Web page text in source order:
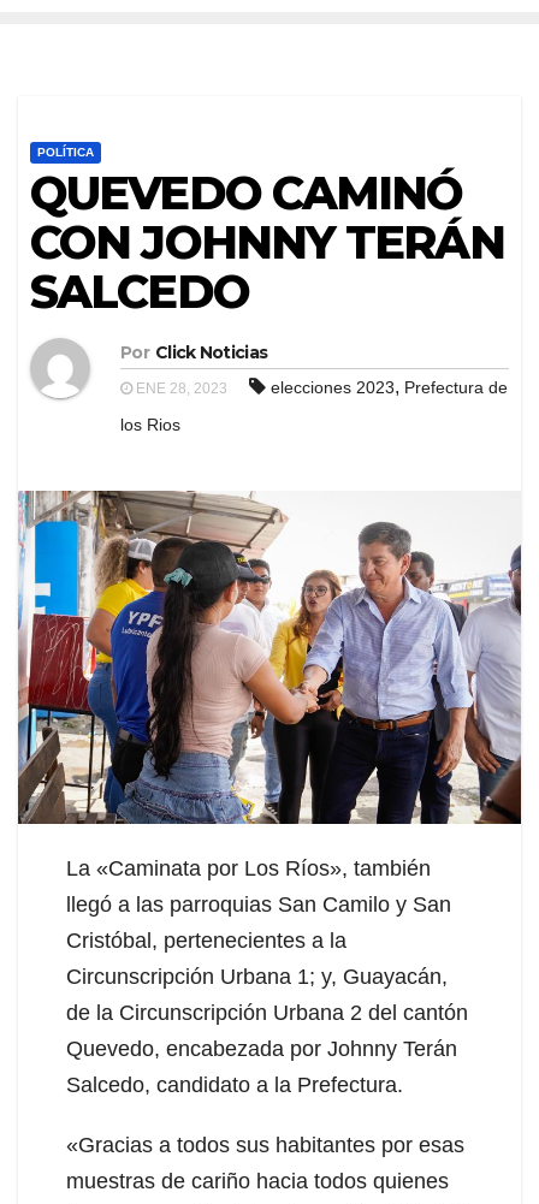
POLÍTICA
QUEVEDO CAMINÓ
CON JOHNNY TERÁN
SALCEDO
Por Click Noticias
ENE 28, 2023 elecciones 2023, Prefectura de
los Rios
La «Caminata por Los Ríos», también
llegó a las parroquias San Camilo y San
Cristóbal, pertenecientes a la
Circunscripción Urbana 1; y, Guayacán,
de la Circunscripción Urbana 2 del cantón
Quevedo, encabezada por Johnny Terán
Salcedo, candidato a la Prefectura.
«Gracias a todos sus habitantes por esas
muestras de cariño hacia todos quienes